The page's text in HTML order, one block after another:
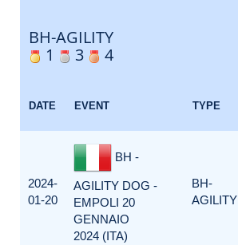
BH-AGILITY
1
3 4
DATE EVENT TYPE
2024-
01-20
BH -
AGILITY DOG -
EMPOLI 20
GENNAIO
2024 (ITA)
BH-
AGILITY